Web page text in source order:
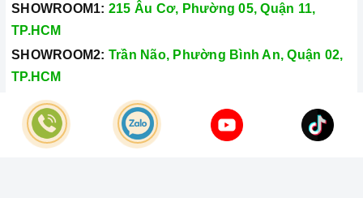
SHOWROOM1: 215 Âu Cơ, Phường 05, Quận 11,
TP.HCM
SHOWROOM2: Trần Não, Phường Bình An, Quận 02,
TP.HCM
Hotline:
028.66.79.8989
Khiếu nại: 0933.800.899